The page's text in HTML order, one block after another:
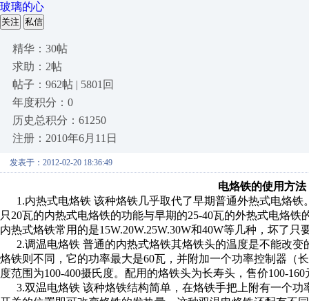
玻璃的心
关注 私信
精华：30帖
求助：2帖
帖子：962帖 | 5801回
年度积分：0
历史总积分：61250
注册：2010年6月11日
发表于：2012-02-20 18:36:49
电烙铁的使用方法
1.内热式电烙铁 该种烙铁几乎取代了早期普通外热式电烙铁
只20瓦的内热式电烙铁的功能与早期的25-40瓦的外热式电烙
内热式烙铁常用的是15W.20W.25W.30W和40W等几种，坏了
2.调温电烙铁 普通的内热式烙铁其烙铁头的温度是不能改变
烙铁则不同，它的功率最大是60瓦，并附加一个功率控制器（
度范围为100-400摄氏度。配用的烙铁头为长寿头，售价100-160
3.双温电烙铁 该种烙铁结构简单，在烙铁手把上附有一个功